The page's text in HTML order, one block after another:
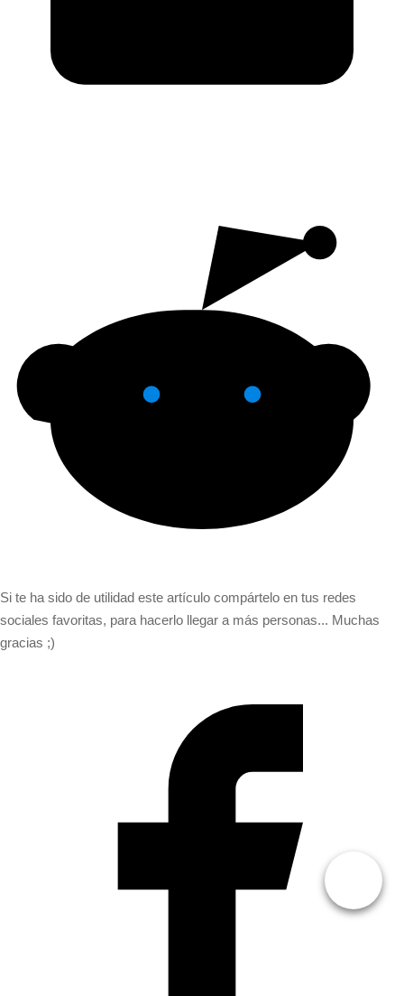
Si te ha sido de utilidad este artículo compártelo en tus redes
sociales favoritas, para hacerlo llegar a más personas... Muchas
gracias ;)